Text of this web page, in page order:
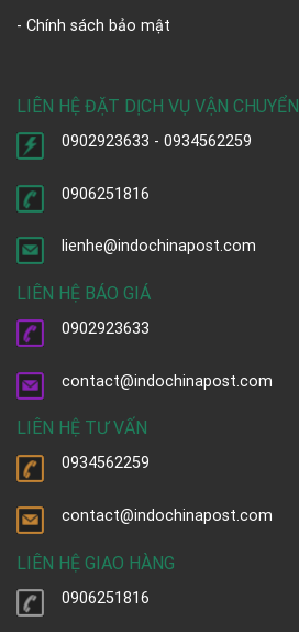
- Chính sách bảo mật
LIÊN HỆ ĐẶT DỊCH VỤ VẬN CHUYỂN
0902923633 - 0934562259
0906251816
lienhe@indochinapost.com
LIÊN HỆ BÁO GIÁ
0902923633
contact@indochinapost.com
LIÊN HỆ TƯ VẤN
0934562259
contact@indochinapost.com
LIÊN HỆ GIAO HÀNG
0906251816